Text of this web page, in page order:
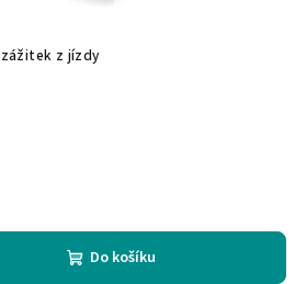
z jízdy
Do košíku